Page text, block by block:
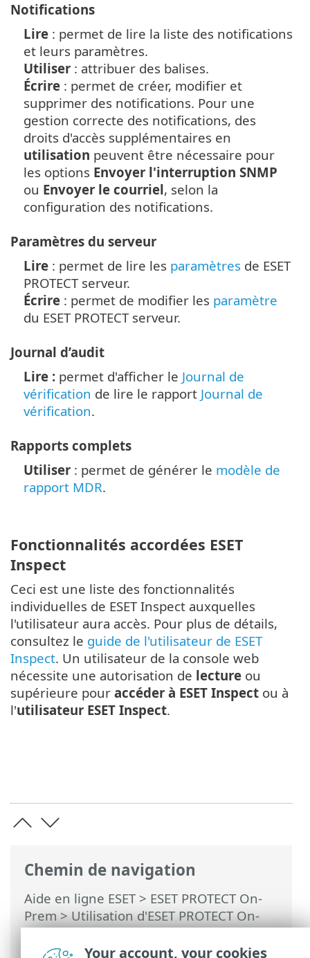
Chemin de navigation
Aide en ligne ESET> ESET PROTECT On-
Prem>Utilisation d'ESET PROTECT On-
Prem>ESET PROTECT On-Prem Menu
principal
>Plus >Droits d’accès >Jeux
Notifications
Lire : permet de lire la liste des notifications
et leurs paramètres.
Utiliser : attribuer des balises.
Écrire : permet de créer, modifier et
supprimer des notifications. Pour une
gestion correcte des notifications, des
droits d'accès supplémentaires en
utilisation peuvent être nécessaire pour
les options Envoyer l'interruption SNMP
ou Envoyer le courriel, selon la
configuration des notifications.
Paramètres du serveur
Lire : permet de lire les paramètres de ESET
PROTECT serveur.
Écrire : permet de modifier les paramètre
du ESET PROTECT serveur.
Journal d’audit
Lire : permet d'afficher le Journal de
vérification de lire le rapport Journal de
vérification.
Rapports complets
Utiliser : permet de générer le modèle de
rapport MDR.
Fonctionnalités accordées ESET
Inspect
Ceci est une liste des fonctionnalités
individuelles de ESET Inspect auxquelles
l'utilisateur aura accès. Pour plus de détails,
consultez le guide de l'utilisateur de ESET
Inspect. Un utilisateur de la console web
nécessite une autorisation de lecture ou
supérieure pour accéder à ESET Inspect ou à
l'utilisateur ESET Inspect.
Your account, your cookies